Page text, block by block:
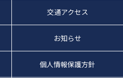
交通アクセス
お知らせ
個人情報保護方針